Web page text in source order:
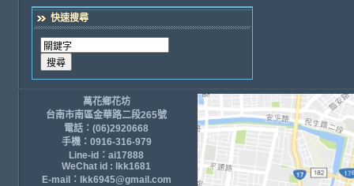
快速搜尋
萬花鄉花坊
台南市南區金華路二段265號
電話：(06)2920668
手機：0916-316-979
Line-id：ai17888
WeChat id : lkk1681
E-mail：lkk6945@gmail.com